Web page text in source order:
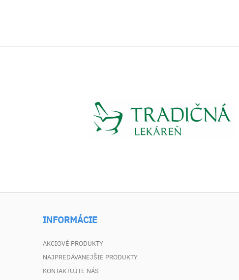
INFORMÁCIE
AKCIOVÉ PRODUKTY
NAJPREDÁVANEJŠIE PRODUKTY
KONTAKTUJTE NÁS